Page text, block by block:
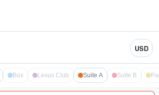
USD
Box Lexus Club Suite A Suite B